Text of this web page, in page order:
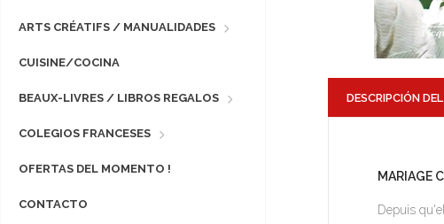
ARTS CRÉATIFS / MANUALIDADES
CUISINE/COCINA
BEAUX-LIVRES / LIBROS REGALOS
COLEGIOS FRANCESES
OFERTAS DEL MOMENTO !
CONTACTO
DESCRIPCIÓN
MARIAGE
Depuis